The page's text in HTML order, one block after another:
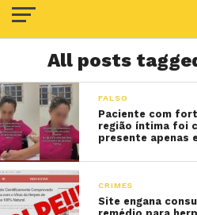
All posts
FALSO
Paciente com
região íntima foi
presente apenas
CRIMES
Site engana